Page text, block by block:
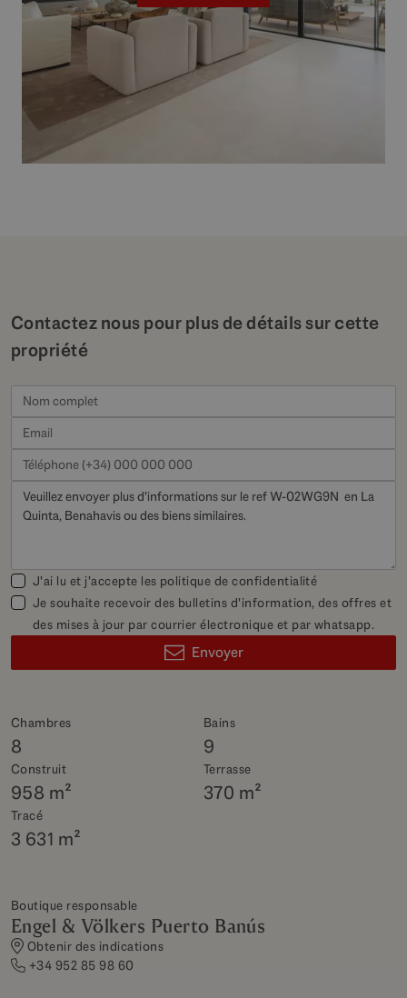
Contactez nous pour plus de détails sur cette
propriété
Chambres
8
Bains
9
Construit
958 m²
Terrasse
370 m²
Tracé
3 631 m²
Boutique responsable
Engel & Völkers Puerto Banús
Obtenir des indications
+34 952 85 98 60
J'ai lu et j'accepte les politique de confidentialité
Je souhaite recevoir des bulletins d'information, des offres et
des mises à jour par courrier électronique et par whatsapp.
Envoyer